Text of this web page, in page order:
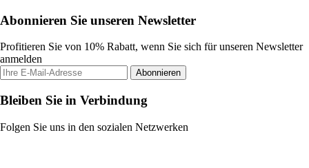
Abonnieren Sie unseren Newsletter
Profitieren Sie von 10% Rabatt, wenn Sie sich für unseren Newsletter
anmelden
Abonnieren
Bleiben Sie in Verbindung
Folgen Sie uns in den sozialen Netzwerken